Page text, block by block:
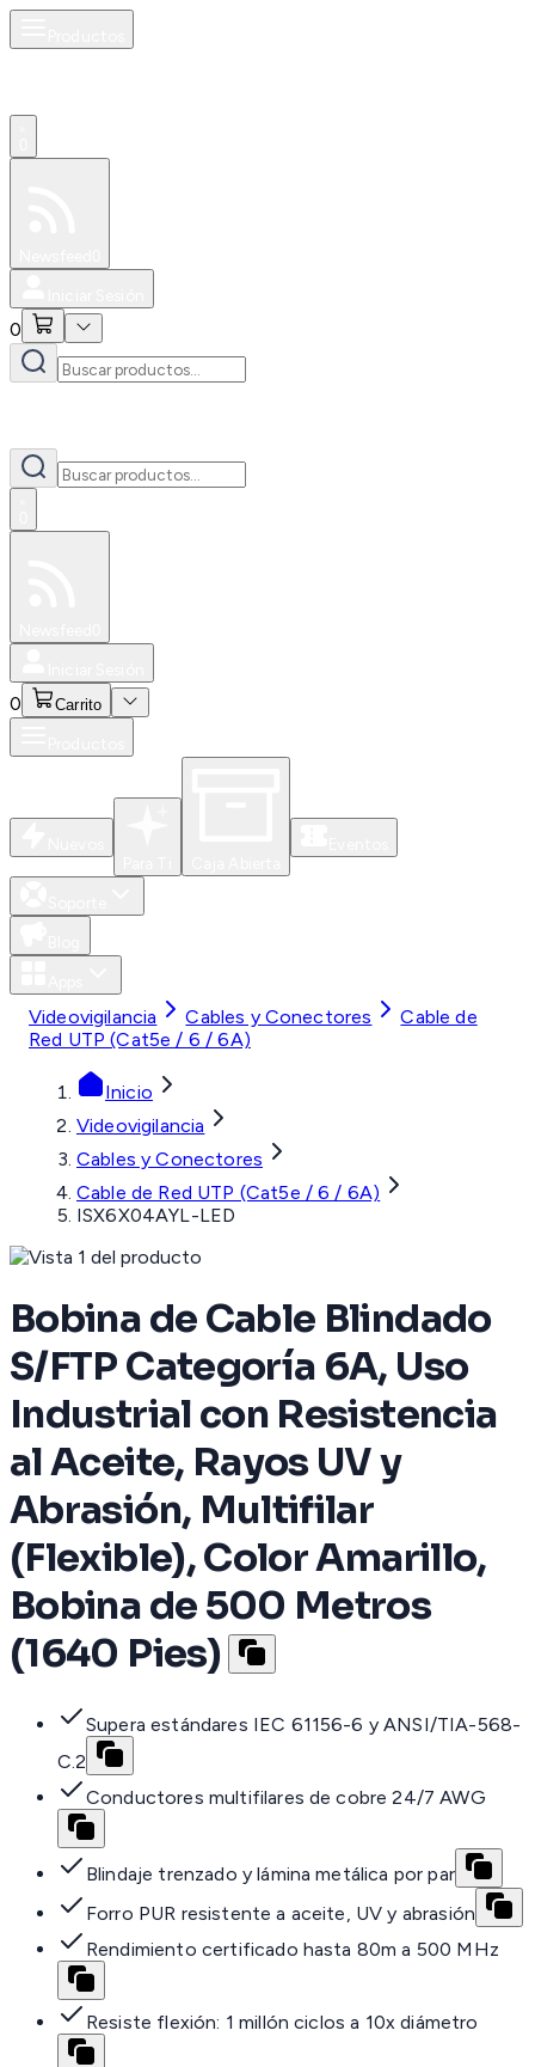
0
0 Carrito
Videovigilancia Cables y Conectores
Cable de
Red UTP (Cat5e / 6 / 6A)
Inicio
Videovigilancia
Cables y Conectores
Cable de Red UTP (Cat5e / 6 / 6A)
ISX6X04AYL-LED
Bobina de Cable Blindado
S/FTP Categoría 6A, Uso
Industrial con Resistencia
al Aceite, Rayos UV y
Abrasión, Multifilar
(Flexible), Color Amarillo,
Bobina de 500 Metros
(1640 Pies)
Supera estándares IEC 61156-6 y ANSI/TIA-568-
C.2
Conductores multifilares de cobre 24/7 AWG
Blindaje trenzado y lámina metálica por par
Forro PUR resistente a aceite, UV y abrasión
Rendimiento certificado hasta 80m a 500 MHz
Resiste flexión: 1 millón ciclos a 10x diámetro